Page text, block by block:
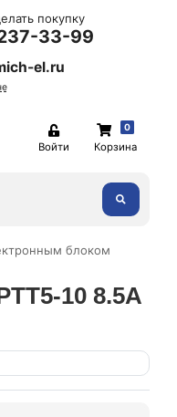
покупку
33-99
el.ru
Войти
0
Корзина
блоком
10 8.5А